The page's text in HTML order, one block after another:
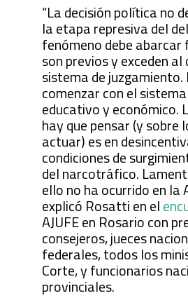
“La decisión política no
la etapa represiva del
fenómeno debe abarcar
son previos y exceden al
sistema de juzgamiento.
comenzar con el
educativo y económico.
hay que pensar (y sobre
actuar) es en
condiciones de
del narcotráfico.
ello no ha ocurrido en la
explicó Rosatti en el
AJUFE en Rosario con
consejeros, jueces
federales, todos los
Corte, y funcionarios
provinciales.